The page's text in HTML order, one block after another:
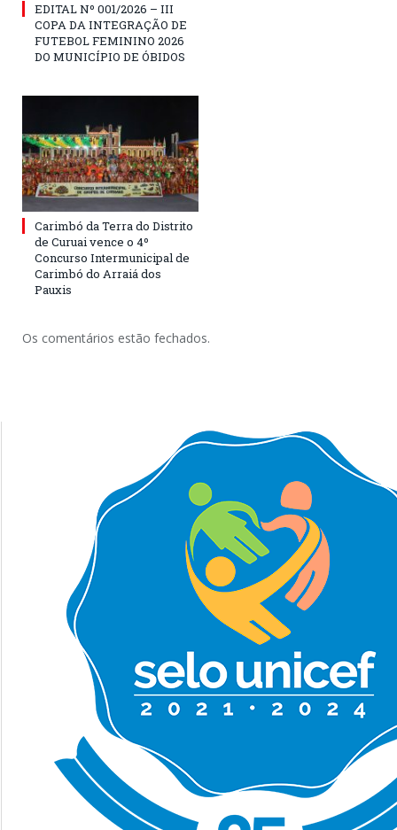
EDITAL Nº 001/2026 – III
COPA DA INTEGRAÇÃO DE
FUTEBOL FEMININO 2026
DO MUNICÍPIO DE ÓBIDOS
Carimbó da Terra do Distrito
de Curuai vence o 4º
Concurso Intermunicipal de
Carimbó do Arraiá dos
Pauxis
Os comentários estão fechados.